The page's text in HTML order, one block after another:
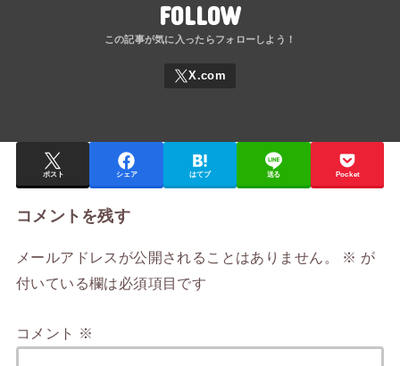
FOLLOW
ポスト シェア はてブ 送る Pocket
コメントを残す
メールアドレスが公開されることはありません。 ※ が
付いている欄は必須項目です
コメント ※